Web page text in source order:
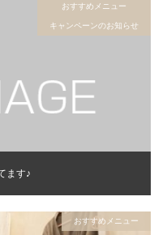
ます♪
おすすめメニュー
キャンペーンのお知らせ
おすすめメニュー